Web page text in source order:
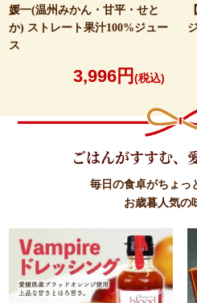
媛一(温州みかん・甘平・せと
か) ストレート果汁100%ジュー
ス
3,996円(税込)
ごはんがすすむ、
毎日の食卓がちょっ
お歳暮人気の